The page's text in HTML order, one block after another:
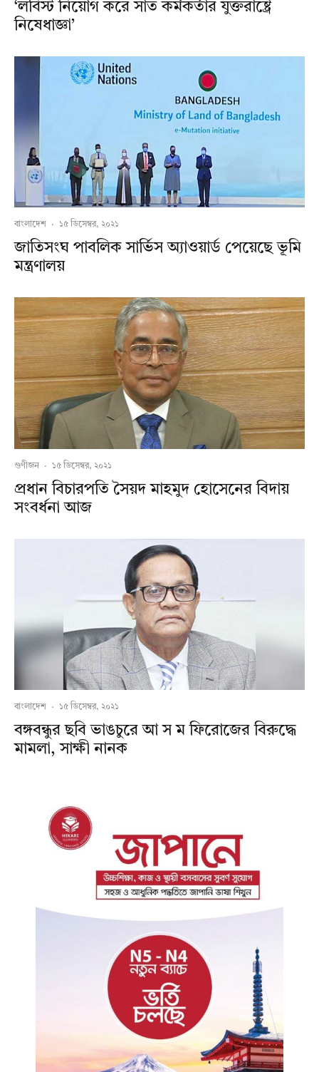
‘লবিস্ট নিয়োগ করে সাত কর্মকর্তার যুক্তরাষ্ট্রে
নিষেধাজ্ঞা’
বাংলাদেশ · ১৫ ডিসেম্বর, ২০২১
জাতিসংঘ পাবলিক সার্ভিস অ্যাওয়ার্ড পেয়েছে ভূমি
মন্ত্রণালয়
গুণীজন · ১৫ ডিসেম্বর, ২০২১
প্রধান বিচারপতি সৈয়দ মাহমুদ হোসেনের বিদায়
সংবর্ধনা আজ
বাংলাদেশ · ১৫ ডিসেম্বর, ২০২১
বঙ্গবন্ধুর ছবি ভাঙচুরে আ স ম ফিরোজের বিরুদ্ধে
মামলা, সাক্ষী নানক